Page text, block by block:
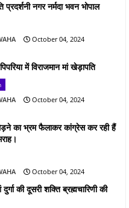
प्रदर्शनी नगर नर्मदा भवन भोपाल
October 04, 2024
में विराजमान मां खेड़ापति
October 04, 2024
का भ्रम फैलाकर कांग्रेस कर रही हैं
October 04, 2024
की दूसरी शक्ति ब्रह्मचारिणी की